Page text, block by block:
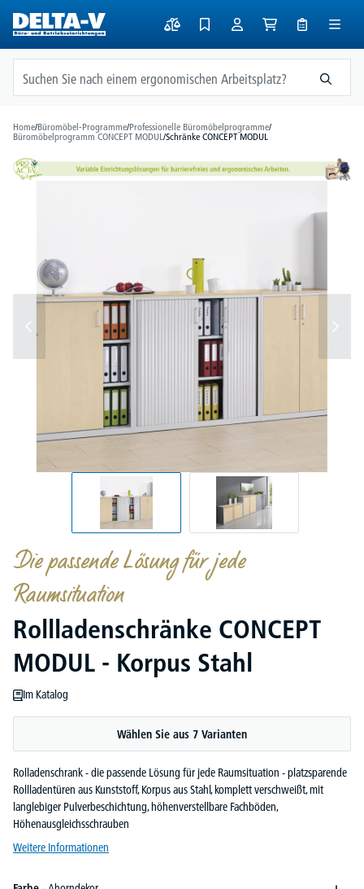
springen
Home/Büromöbel-Programme/Professionelle Büromöbelprogramme/
Büromöbelprogramm CONCEPT MODUL/Schränke CONCEPT MODUL
Die passende Lösung für jede
Raumsituation
Rollladenschränke CONCEPT
MODUL - Korpus Stahl
Im Katalog
Wählen Sie aus 7 Varianten
Rolladenschrank - die passende Lösung für jede Raumsituation - platzsparende
Rollladentüren aus Kunststoff, Korpus aus Stahl, komplett verschweißt, mit
langlebiger Pulverbeschichtung, höhenverstellbare Fachböden,
Höhenausgleichsschrauben
Weitere Informationen